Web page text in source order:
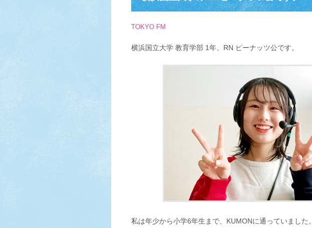
TOKYO FM
横浜国立大学 教育学部 1年、RN ピーナッツ公です。
私は年少から小学6年生まで、KUMONに通っていました。